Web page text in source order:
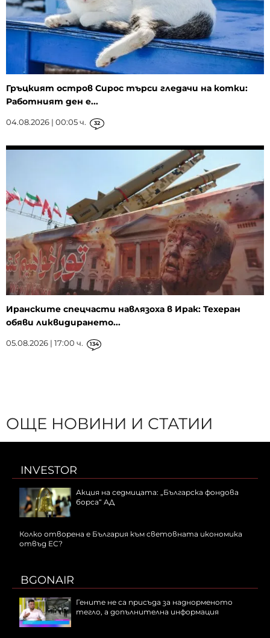
Гръцкият остров Сирос търси гледачи на котки:
Работният ден е...
04.08.2026 | 00:05 ч. 32
Иранските спецчасти навлязоха в Ирак: Техеран
обяви ликвидирането...
05.08.2026 | 17:00 ч. 134
ОЩЕ НОВИНИ И СТАТИИ
INVESTOR
Акция на седмицата: „Българска фондова
борса“ АД
Колко отворена е България към световната икономика
отвъд ЕС?
BGONAIR
Гените не са присъда за наднорменото
тегло, а допълнителна информация